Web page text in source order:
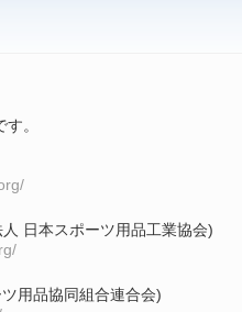
。
日本スポーツ用品工業協会)
用品協同組合連合会)